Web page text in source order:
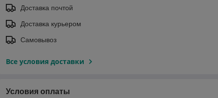
Доставка почтой
Доставка курьером
Самовывоз
Все условия доставки
Условия оплаты